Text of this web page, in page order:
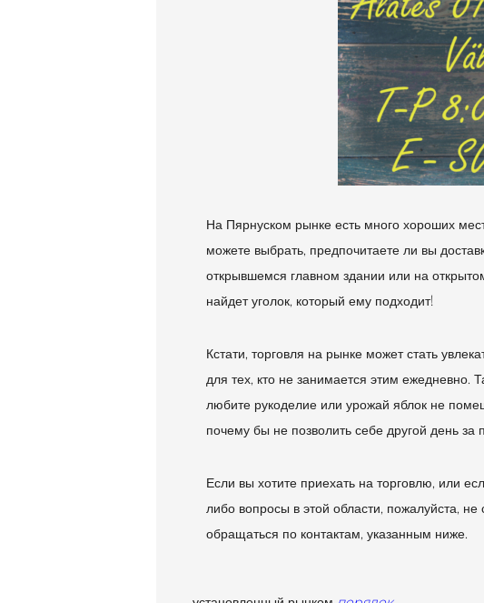
На Пярнуском рынке есть много хороших
можете выбрать, предпочитаете ли вы
открывшемся главном здании или на
найдет уголок, который ему подходит!
Кстати, торговля на рынке может стать
для тех, кто не занимается этим ежедневно.
любите рукоделие или урожай яблок не
почему бы не позволить себе другой день за
Если вы хотите приехать на торговлю, или
либо вопросы в этой области, пожалуйста, не
обращаться по контактам, указанным ниже.